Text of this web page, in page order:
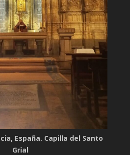
España. Capilla del Santo
Grial